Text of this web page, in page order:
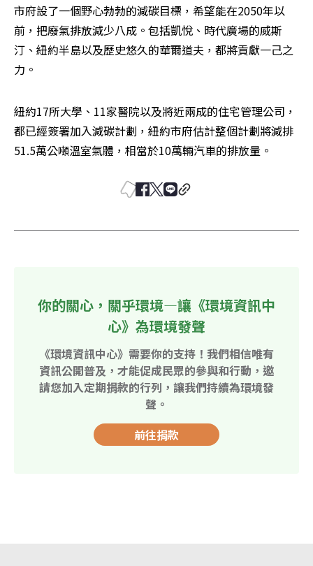
市府設了一個野心勃勃的減碳目標，希望能在2050年以
前，把廢氣排放減少八成。包括凱悅、時代廣場的威斯
汀、紐約半島以及歷史悠久的華爾道夫，都將貢獻一己之
力。
紐約17所大學、11家醫院以及將近兩成的住宅管理公司，
都已經簽署加入減碳計劃，紐約市府估計整個計劃將減排
51.5萬公噸溫室氣體，相當於10萬輛汽車的排放量。
你的關心，關乎環境—讓《環境資訊中
心》為環境發聲
《環境資訊中心》需要你的支持！我們相信唯有
資訊公開普及，才能促成民眾的參與和行動，邀
請您加入定期捐款的行列，讓我們持續為環境發
聲。
前往捐款